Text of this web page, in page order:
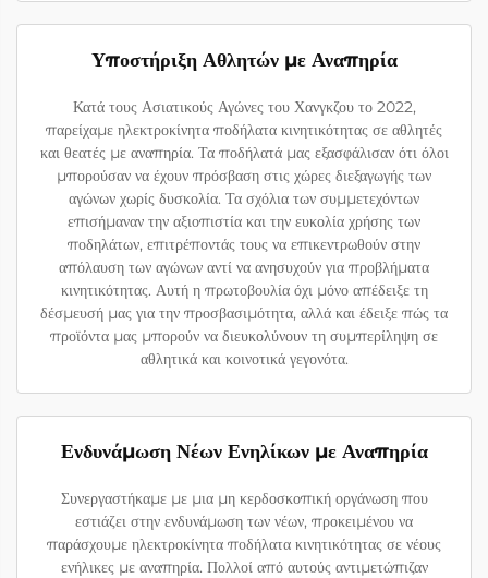
Υποστήριξη Αθλητών με Αναπηρία
Κατά τους Ασιατικούς Αγώνες του Χανγκζου το 2022,
παρείχαμε ηλεκτροκίνητα ποδήλατα κινητικότητας σε αθλητές
και θεατές με αναπηρία. Τα ποδήλατά μας εξασφάλισαν ότι όλοι
μπορούσαν να έχουν πρόσβαση στις χώρες διεξαγωγής των
αγώνων χωρίς δυσκολία. Τα σχόλια των συμμετεχόντων
επισήμαναν την αξιοπιστία και την ευκολία χρήσης των
ποδηλάτων, επιτρέποντάς τους να επικεντρωθούν στην
απόλαυση των αγώνων αντί να ανησυχούν για προβλήματα
κινητικότητας. Αυτή η πρωτοβουλία όχι μόνο απέδειξε τη
δέσμευσή μας για την προσβασιμότητα, αλλά και έδειξε πώς τα
προϊόντα μας μπορούν να διευκολύνουν τη συμπερίληψη σε
αθλητικά και κοινοτικά γεγονότα.
Ενδυνάμωση Νέων Ενηλίκων με Αναπηρία
Συνεργαστήκαμε με μια μη κερδοσκοπική οργάνωση που
εστιάζει στην ενδυνάμωση των νέων, προκειμένου να
παράσχουμε ηλεκτροκίνητα ποδήλατα κινητικότητας σε νέους
ενήλικες με αναπηρία. Πολλοί από αυτούς αντιμετώπιζαν